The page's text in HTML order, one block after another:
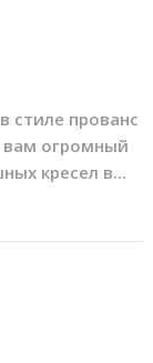
стиле прованс
вам огромный
кресел в...